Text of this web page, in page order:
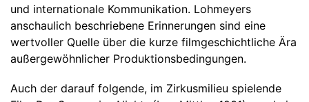
und internationale Kommunikation. Lohmeyers
anschaulich beschriebene Erinnerungen sind eine
wertvoller Quelle über die kurze filmgeschichtliche Ära
außergewöhnlicher Produktionsbedingungen.
Auch der darauf folgende, im Zirkusmilieu spielende